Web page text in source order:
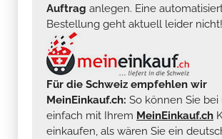
Auftrag anlegen. Eine
Bestellung geht aktuell leider nicht!
Für die Schweiz empfehlen wir
MeinEinkauf.ch: So können Sie bei
einfach mit Ihrem MeinEinkauf.ch
einkaufen, als wären Sie ein